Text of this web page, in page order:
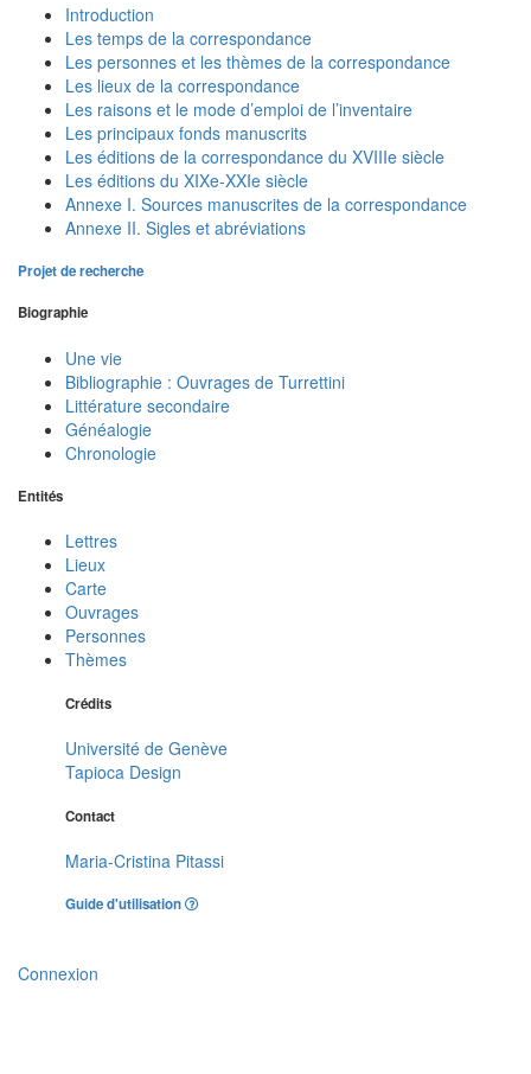
Introduction
Les temps de la correspondance
Les personnes et les thèmes de la correspondance
Les lieux de la correspondance
Les raisons et le mode d’emploi de l’inventaire
Les principaux fonds manuscrits
Les éditions de la correspondance du XVIIIe siècle
Les éditions du XIXe-XXIe siècle
Annexe I. Sources manuscrites de la correspondance
Annexe II. Sigles et abréviations
Projet de recherche
Biographie
Une vie
Bibliographie : Ouvrages de Turrettini
Littérature secondaire
Généalogie
Chronologie
Entités
Lettres
Lieux
Carte
Ouvrages
Personnes
Thèmes
Crédits
Université de Genève
Tapioca Design
Contact
Maria-Cristina Pitassi
Guide d'utilisation
Connexion